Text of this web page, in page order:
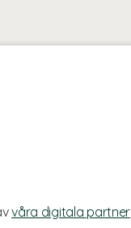
våra digitala partner